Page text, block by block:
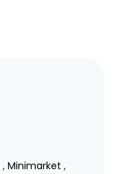
, Minimarket ,